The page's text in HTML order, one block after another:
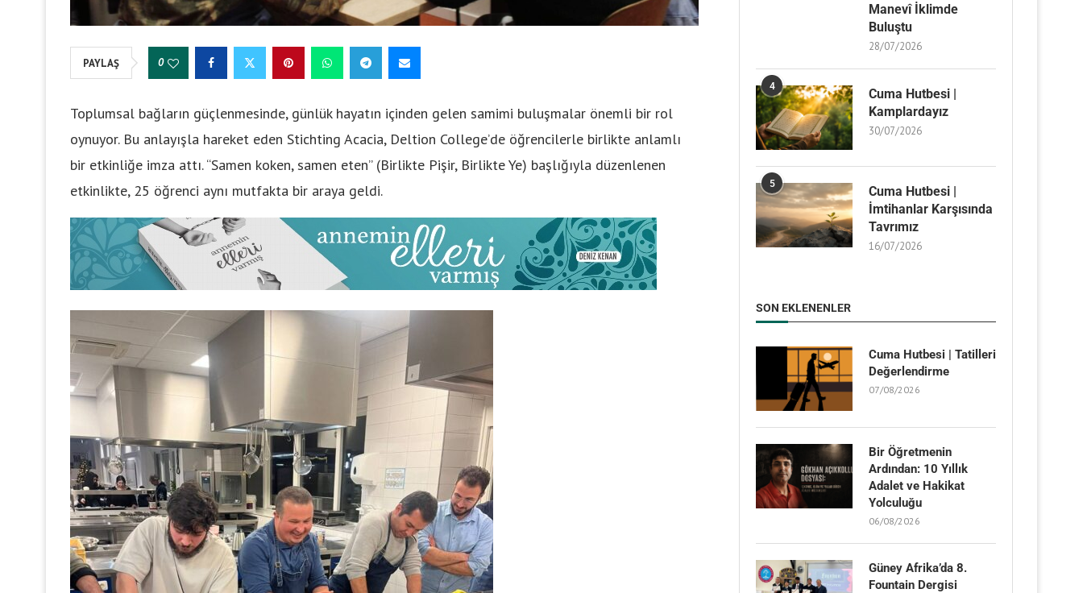
PAYLAŞ 0
Toplumsal bağların güçlenmesinde, günlük hayatın içinden gelen samimi buluşmalar önemli bir rol
oynuyor. Bu anlayışla hareket eden Stichting Acacia, Deltion College’de öğrencilerle birlikte anlamlı
bir etkinliğe imza attı. “Samen koken, samen eten” (Birlikte Pişir, Birlikte Ye) başlığıyla düzenlenen
etkinlikte, 25 öğrenci aynı mutfakta bir araya geldi.
Manevî İklimde
Buluştu
28/07/2026
4
Cuma Hutbesi |
Kamplardayız
30/07/2026
5
Cuma Hutbesi |
İmtihanlar Karşısında
Tavrımız
16/07/2026
SON EKLENENLER
Cuma Hutbesi | Tatilleri
Değerlendirme
07/08/2026
Bir Öğretmenin
Ardından: 10 Yıllık
Adalet ve Hakikat
Yolculuğu
06/08/2026
Güney Afrika’da 8.
Fountain Dergisi